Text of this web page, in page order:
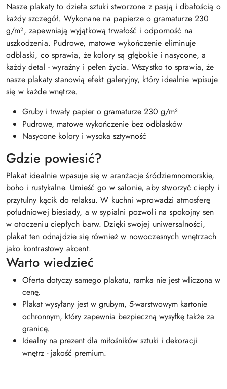
Nasze plakaty to dzieła sztuki stworzone z pasją i dbałością o
każdy szczegół. Wykonane na papierze o gramaturze 230
g/m², zapewniają wyjątkową trwałość i odporność na
uszkodzenia. Pudrowe, matowe wykończenie eliminuje
odblaski, co sprawia, że kolory są głębokie i nasycone, a
każdy detal - wyraźny i pełen życia. Wszystko to sprawia, że
nasze plakaty stanowią efekt galeryjny, który idealnie wpisuje
się w każde wnętrze.
Gruby i trwały papier o gramaturze 230 g/m²
Pudrowe, matowe wykończenie bez odblasków
Nasycone kolory i wysoka sztywność
Gdzie powiesić?
Plakat idealnie wpasuje się w aranżacje śródziemnomorskie,
boho i rustykalne. Umieść go w salonie, aby stworzyć ciepły i
przytulny kącik do relaksu. W kuchni wprowadzi atmosferę
południowej biesiady, a w sypialni pozwoli na spokojny sen
w otoczeniu ciepłych barw. Dzięki swojej uniwersalności,
plakat ten odnajdzie się również w nowoczesnych wnętrzach
jako kontrastowy akcent.
Warto wiedzieć
Oferta dotyczy samego plakatu, ramka nie jest wliczona w
cenę.
Plakat wysyłany jest w grubym, 5-warstwowym kartonie
ochronnym, który zapewnia bezpieczną wysyłkę także za
granicę.
Idealny na prezent dla miłośników sztuki i dekoracji
wnętrz - jakość premium.